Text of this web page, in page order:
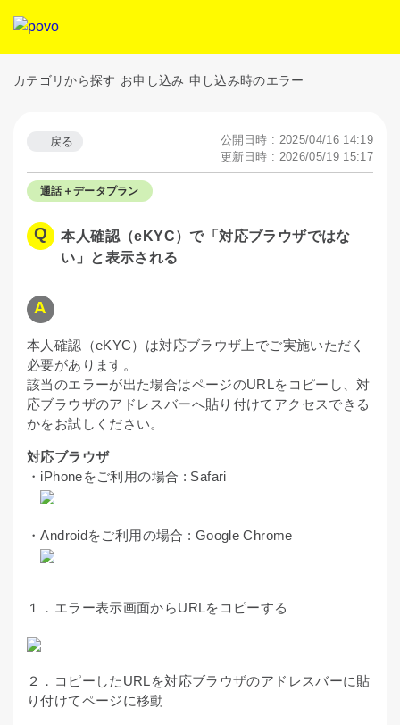
カテゴリから探す お申し込み 申し込み時のエラー
戻る
公開日時 : 2025/04/16 14:19
更新日時 : 2026/05/19 15:17
通話＋データプラン
本人確認（eKYC）で「対応ブラウザではな
い」と表示される
本人確認（eKYC）は対応ブラウザ上でご実施いただく
必要があります。
該当のエラーが出た場合はページのURLをコピーし、対
応ブラウザのアドレスバーへ貼り付けてアクセスできる
かをお試しください。
対応ブラウザ
・iPhoneをご利用の場合 : Safari
・Androidをご利用の場合 : Google Chrome
１．エラー表示画面からURLをコピーする
２．コピーしたURLを対応ブラウザのアドレスバーに貼
り付けてページに移動